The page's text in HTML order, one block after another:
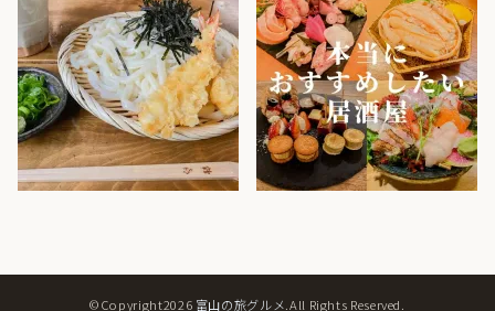
©Copyright2026 富山の旅グルメ .All Rights Reserved.